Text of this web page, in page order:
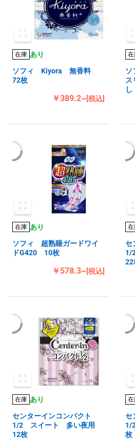
在庫 あり
ソフィ Kiyora 無香料
72枚
￥389.2~[税込]
ソ
在庫 あり
ソフィ 超熟睡ガードワイ
ドG420 10枚
￥578.3~[税込]
セ
1/
22
在庫 あり
センターインコンパクト
1/2 スイート 多い夜用
12枚
セ
1/
枚